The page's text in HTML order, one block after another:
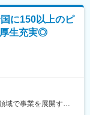
縛られず、目的実
君オンライン』、
ンストップ管理で
』、スマホ1つで楽
』など、多数の
ーンサイト・ポータ
開発しています。
であり、選考を通じ
固定手当を含めた表記
に150以上のピ
厚生充実◎
域で事業を展開する